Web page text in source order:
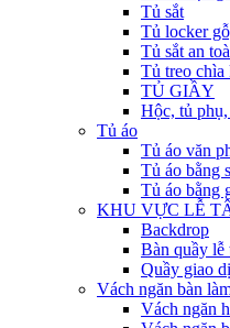
Tủ sắt
Tủ locker
Tủ sắt an
Tủ treo chìa
TỦ GIẦY
Hộc, tủ
Tủ áo
Tủ áo văn
Tủ áo bằng
Tủ áo bằng
KHU VỰC LỄ
Backdrop
Bàn quầy lễ
Quầy giao
Vách ngăn bàn
Vách ngăn